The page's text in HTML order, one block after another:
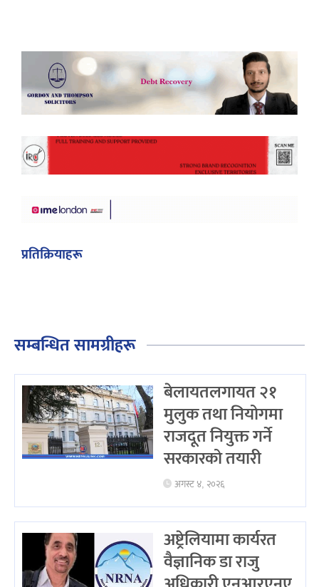
प्रतिक्रियाहरू
सम्बन्धित सामग्रीहरू
बेलायतलगायत २१
मुलुक तथा नियोगमा
राजदूत नियुक्त गर्ने
सरकारको तयारी
अगस्ट ४, २०२६
अष्ट्रेलियामा कार्यरत
वैज्ञानिक डा राजु